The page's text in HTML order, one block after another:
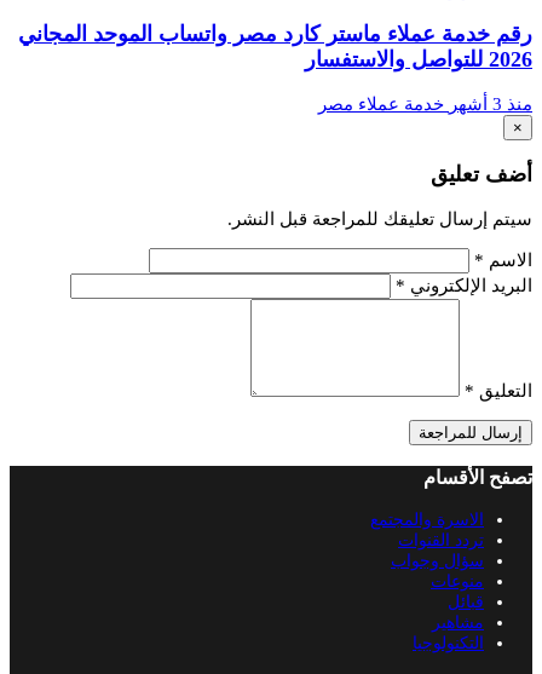
رقم خدمة عملاء ماستر كارد مصر واتساب الموحد المجاني
2026 للتواصل والاستفسار
منذ 3 أشهر خدمة عملاء مصر
×
أضف تعليق
سيتم إرسال تعليقك للمراجعة قبل النشر.
الاسم *
البريد الإلكتروني *
التعليق *
إرسال للمراجعة
تصفح الأقسام
الاسرة والمجتمع
تردد القنوات
سؤال وجواب
منوعات
قبائل
مشاهير
التكنولوجيا